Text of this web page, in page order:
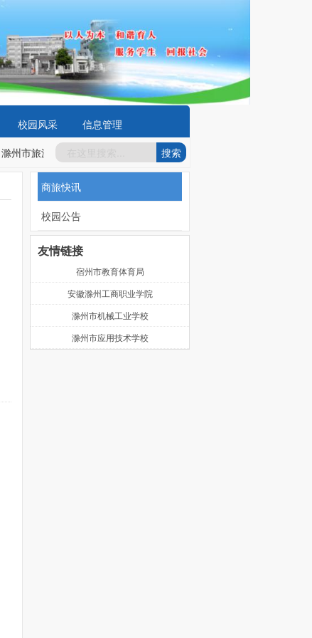
校园风采
信息管理
滁州市旅游商贸学校开展“校园反诈骗”法治宣传活动
商旅快讯
校园公告
友情链接
宿州市教育体育局
安徽滁州工商职业学院
滁州市机械工业学校
滁州市应用技术学校